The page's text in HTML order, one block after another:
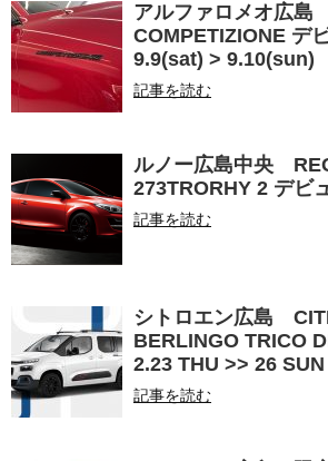
アルファロメオ広
COMPETIZIONE デ
9.9(sat) > 9.10(sun)
記事を読む
ルノー広島中央
273TRORHY 2 デビ
記事を読む
シトロエン広島
BERLINGO TRICO
2.23 THU >> 26 SUN
記事を読む